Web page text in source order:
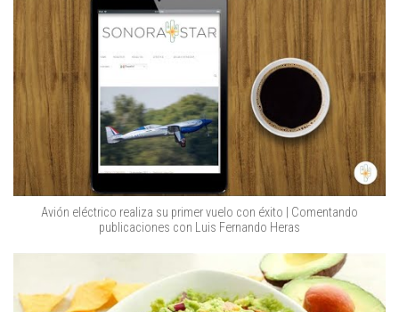
Avión eléctrico realiza su primer vuelo con éxito | Comentando
publicaciones con Luis Fernando Heras